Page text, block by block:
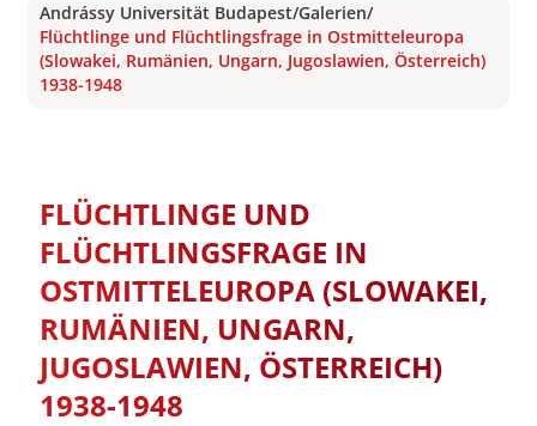
Andrássy Universität Budapest/Galerien/
Flüchtlinge und Flüchtlingsfrage in Ostmitteleuropa
(Slowakei, Rumänien, Ungarn, Jugoslawien, Österreich)
1938-1948
FLÜCHTLINGE UND
FLÜCHTLINGSFRAGE IN
OSTMITTELEUROPA (SLOWAKEI,
RUMÄNIEN, UNGARN,
JUGOSLAWIEN, ÖSTERREICH)
1938-1948